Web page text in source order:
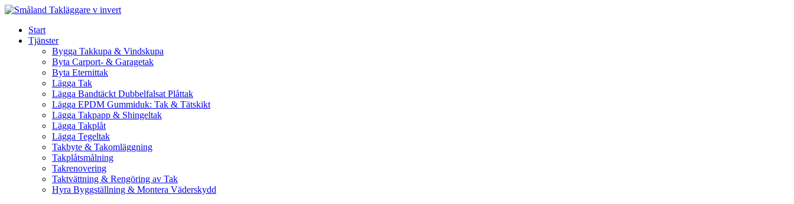
Skip
contentStart
Tjänster
Bygga Takkupa & Vindskupa
Byta Carport- & Garagetak
Byta Eternittak
Lägga Tak
Lägga Bandtäckt Dubbelfalsat Plåttak
Lägga EPDM Gummiduk: Tak & Tätskikt
Lägga Takpapp & Shingeltak
Lägga Takplåt
Lägga Tegeltak
Takbyte & Takomläggning
Takplåtsmålning
Takrenovering
Taktvättning & Rengöring av Tak
Hyra Byggställning & Montera Väderskydd